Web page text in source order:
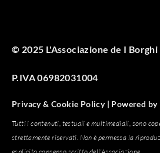
© 2025 L'Associazione de I
P.IVA 06982031004
Privacy & Cookie Policy | Powered by
Tutti i contenuti, testuali e multimediali, sono
strettamente riservati. Non è permessa la